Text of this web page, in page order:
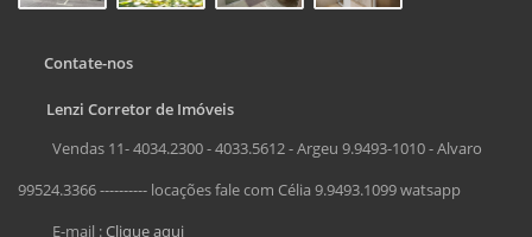
Contate-nos
Lenzi Corretor de Imóveis
Vendas 11- 4034.2300 - 4033.5612 - Argeu 9.9493-1010 - Alvaro
99524.3366 ---------- locações fale com Célia 9.9493.1099 watsapp
E-mail :Clique aqui